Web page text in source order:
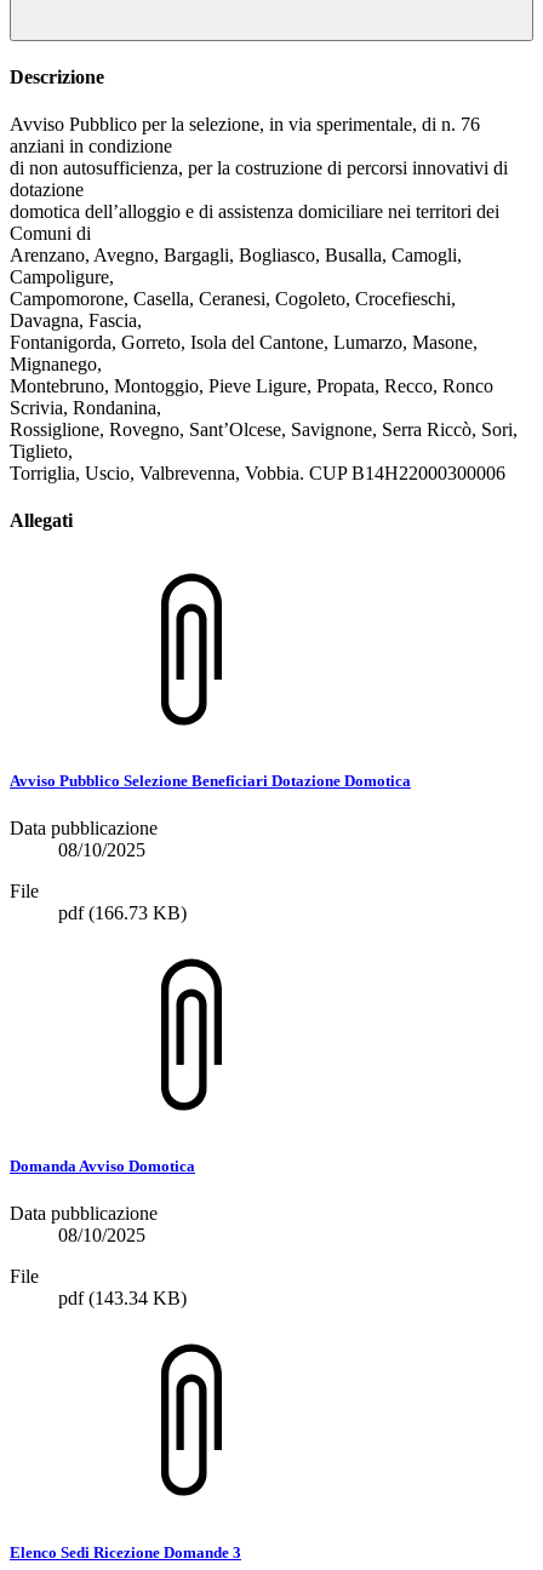
Descrizione
Avviso Pubblico per la selezione, in via sperimentale, di n. 76
anziani in condizione
di non autosufficienza, per la costruzione di percorsi innovativi di
dotazione
domotica dell’alloggio e di assistenza domiciliare nei territori dei
Comuni di
Arenzano, Avegno, Bargagli, Bogliasco, Busalla, Camogli,
Campoligure,
Campomorone, Casella, Ceranesi, Cogoleto, Crocefieschi,
Davagna, Fascia,
Fontanigorda, Gorreto, Isola del Cantone, Lumarzo, Masone,
Mignanego,
Montebruno, Montoggio, Pieve Ligure, Propata, Recco, Ronco
Scrivia, Rondanina,
Rossiglione, Rovegno, Sant’Olcese, Savignone, Serra Riccò, Sori,
Tiglieto,
Torriglia, Uscio, Valbrevenna, Vobbia. CUP B14H22000300006
Allegati
Avviso Pubblico Selezione Beneficiari Dotazione Domotica
Data pubblicazione
08/10/2025
File
pdf(166.73 KB)
Domanda Avviso Domotica
Data pubblicazione
08/10/2025
File
pdf(143.34 KB)
Elenco Sedi Ricezione Domande 3